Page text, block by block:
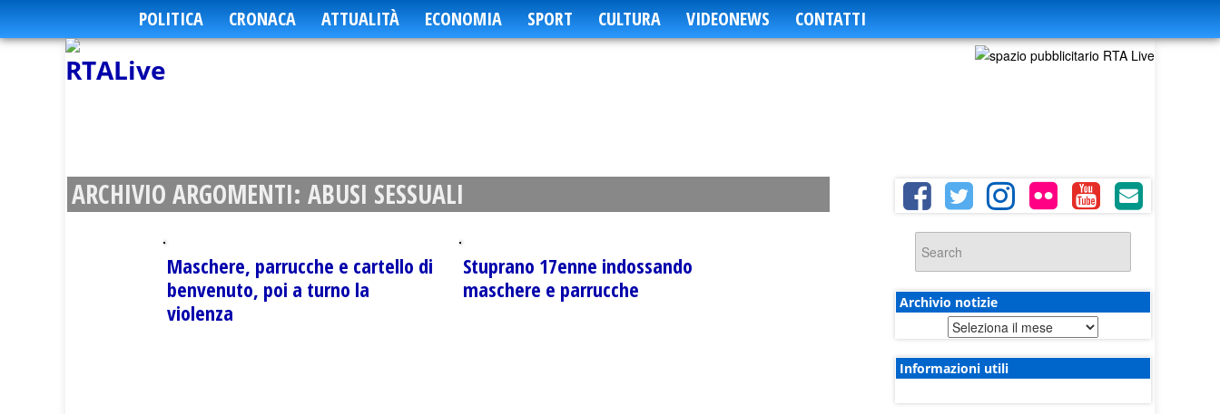
POLITICA CRONACA ATTUALITÀ ECONOMIA SPORT CULTURA VIDEONEWS CONTATTI
ARCHIVIO ARGOMENTI: ABUSI SESSUALI
Maschere, parrucche e cartello di
benvenuto, poi a turno la
violenza
Stuprano 17enne indossando
maschere e parrucche
Archivio notizie
Archivio
Informazioni utili